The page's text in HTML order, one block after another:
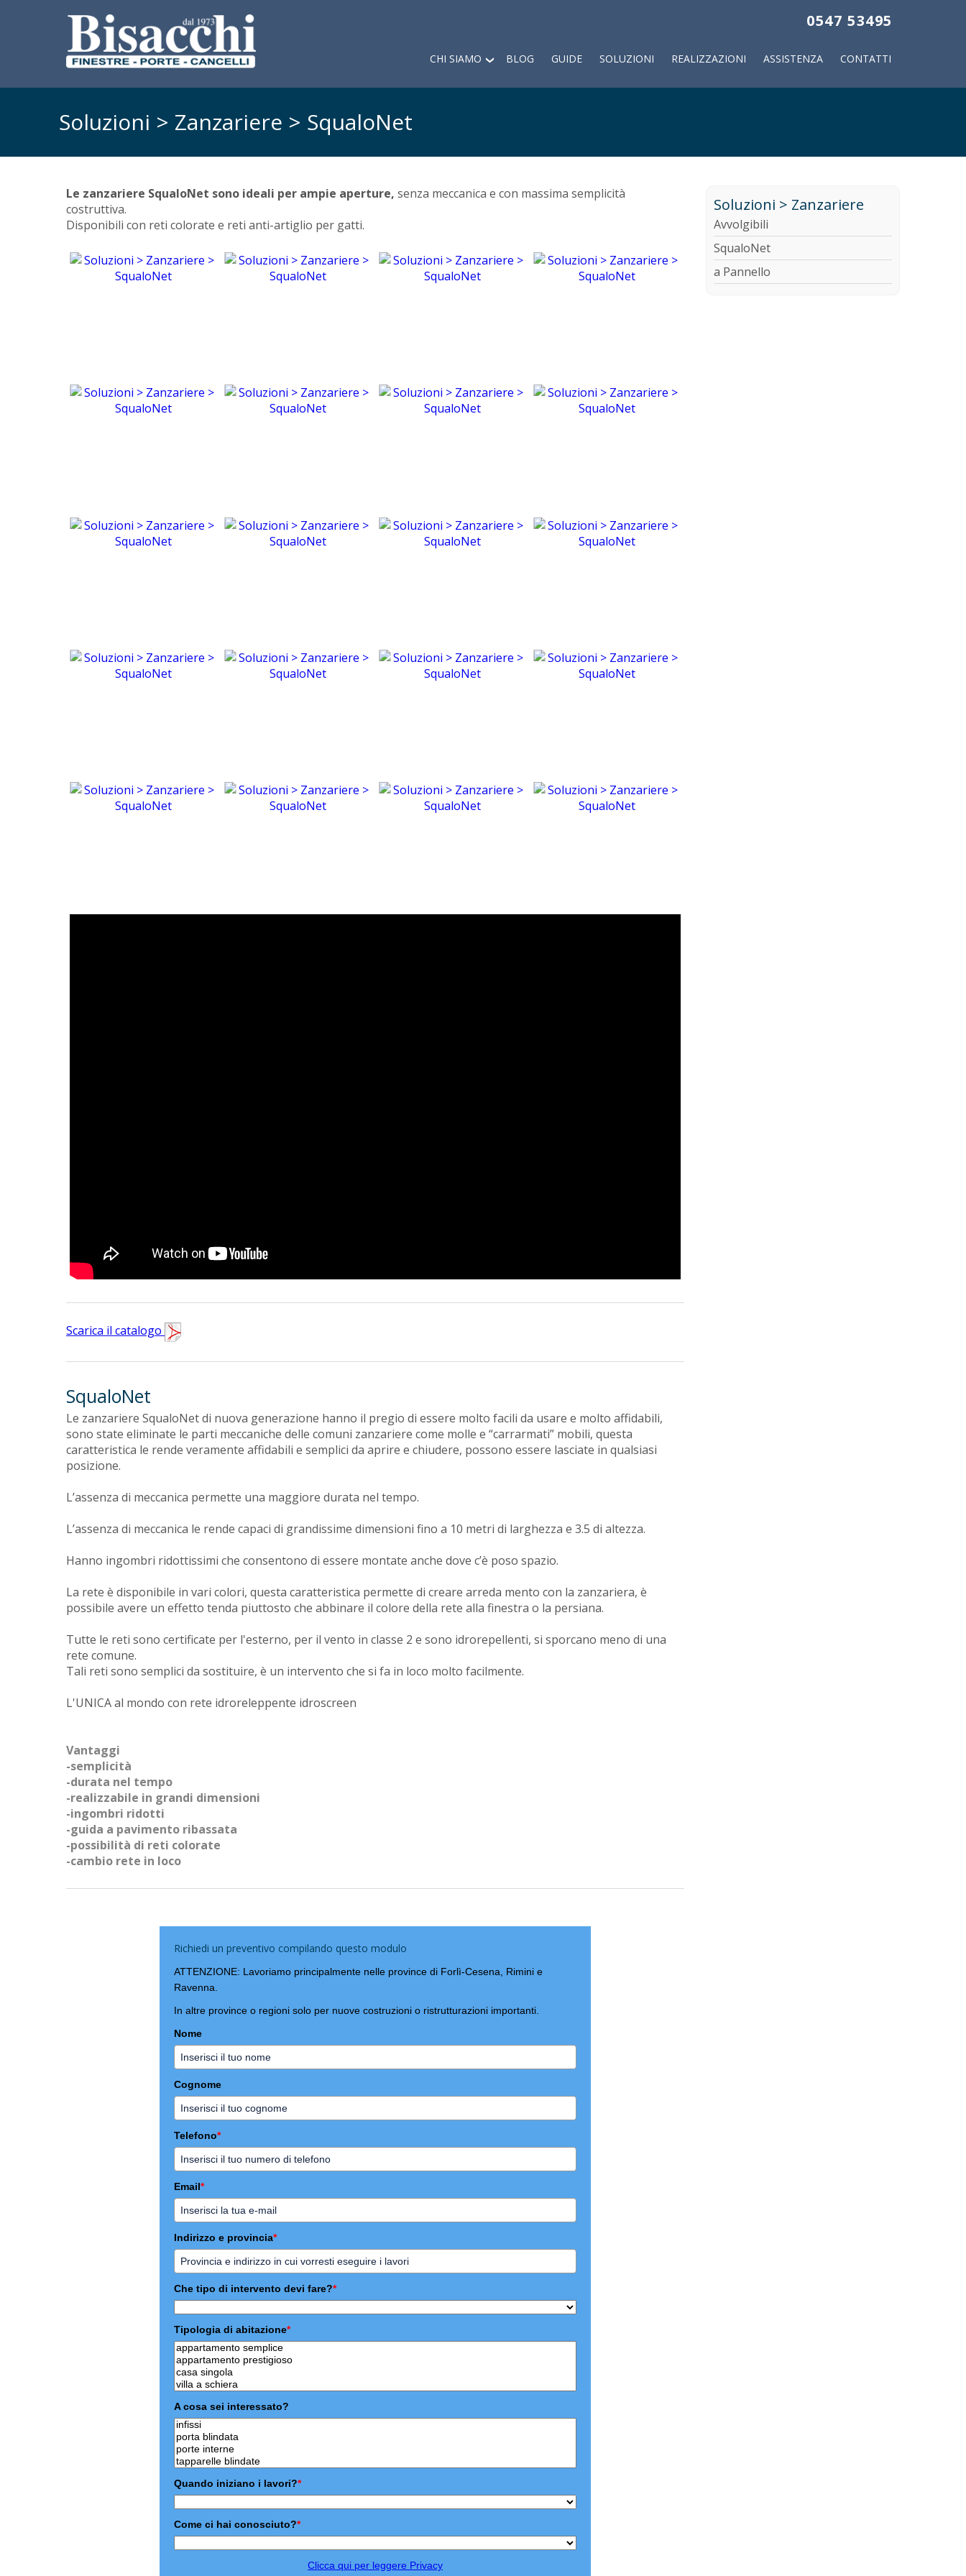
0547 53495
CHI SIAMO BLOG GUIDE SOLUZIONI REALIZZAZIONI ASSISTENZA CONTATTI
Soluzioni > Zanzariere > SqualoNet
Le zanzariere SqualoNet sono ideali per ampie aperture, senza meccanica e con massima semplicità
costruttiva.
Disponibili con reti colorate e reti anti-artiglio per gatti.
Scarica il catalogo
SqualoNet
Le zanzariere SqualoNet di nuova generazione hanno il pregio di essere molto facili da usare e molto affidabili,
sono state eliminate le parti meccaniche delle comuni zanzariere come molle e “carrarmati” mobili, questa
caratteristica le rende veramente affidabili e semplici da aprire e chiudere, possono essere lasciate in qualsiasi
posizione.
L’assenza di meccanica permette una maggiore durata nel tempo.
L’assenza di meccanica le rende capaci di grandissime dimensioni fino a 10 metri di larghezza e 3.5 di altezza.
Hanno ingombri ridottissimi che consentono di essere montate anche dove c’è poso spazio.
La rete è disponibile in vari colori, questa caratteristica permette di creare arreda mento con la zanzariera, è
possibile avere un effetto tenda piuttosto che abbinare il colore della rete alla finestra o la persiana.
Tutte le reti sono certificate per l'esterno, per il vento in classe 2 e sono idrorepellenti, si sporcano meno di una
rete comune.
Tali reti sono semplici da sostituire, è un intervento che si fa in loco molto facilmente.
L'UNICA al mondo con rete idroreleppente idroscreen
Vantaggi
-semplicità
-durata nel tempo
-realizzabile in grandi dimensioni
-ingombri ridotti
-guida a pavimento ribassata
-possibilità di reti colorate
-cambio rete in loco
Richiedi un preventivo compilando questo modulo
ATTENZIONE: Lavoriamo principalmente nelle province di Forlì-Cesena, Rimini e
Ravenna.
In altre province o regioni solo per nuove costruzioni o ristrutturazioni importanti.
Nome
Cognome
Telefono*
Email*
Indirizzo e provincia*
Che tipo di intervento devi fare?*
Tipologia di abitazione*
A cosa sei interessato?
Quando iniziano i lavori?*
Come ci hai conosciuto?*
Clicca qui per leggere Privacy
Soluzioni > Zanzariere
Avvolgibili
SqualoNet
a Pannello